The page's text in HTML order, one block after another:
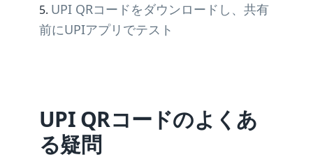
UPI QRコードをダウンロードし、共有
前にUPIアプリでテスト
UPI QRコードのよくあ
る疑問